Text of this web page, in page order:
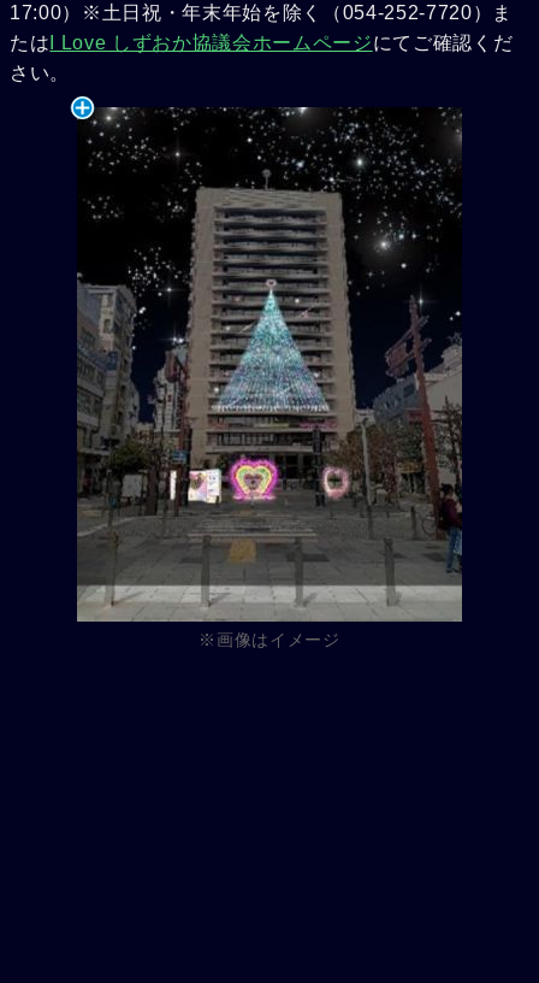
17:00）※土日祝・年末年始を除く（054-252-7720）ま
たは I Love しずおか協議会ホームページにてご確認くだ
さい。
※画像はイメージ